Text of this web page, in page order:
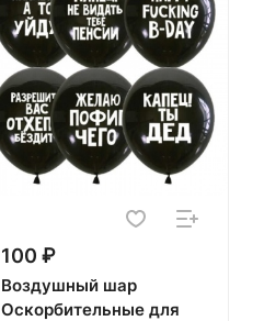
100 ₽
Воздушный шар
Оскорбительные для